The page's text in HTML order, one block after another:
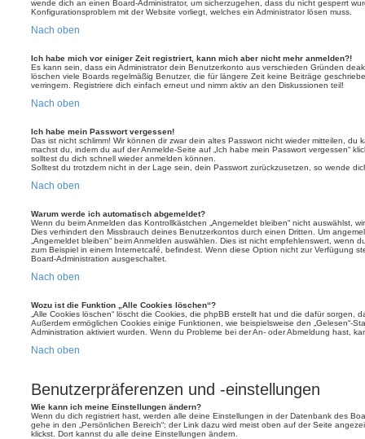
wende dich an einen Board-Administrator, um sicherzugehen, dass du nicht gesperrt
Konfigurationsproblem mit der Website vorliegt, welches ein Administrator lösen muss.
Nach oben
Ich habe mich vor einiger Zeit registriert, kann mich aber nicht mehr anmelden?!
Es kann sein, dass ein Administrator dein Benutzerkonto aus verschieden Gründen
löschen viele Boards regelmäßig Benutzer, die für längere Zeit keine Beiträge
verringern. Registriere dich einfach erneut und nimm aktiv an den Diskussionen teil!
Nach oben
Ich habe mein Passwort vergessen!
Das ist nicht schlimm! Wir können dir zwar dein altes Passwort nicht wieder mitteilen, du
machst du, indem du auf der Anmelde-Seite auf „Ich habe mein Passwort vergessen“
solltest du dich schnell wieder anmelden können.
Solltest du trotzdem nicht in der Lage sein, dein Passwort zurückzusetzen, so wende
Nach oben
Warum werde ich automatisch abgemeldet?
Wenn du beim Anmelden das Kontrollkästchen „Angemeldet bleiben“ nicht auswählst,
Dies verhindert den Missbrauch deines Benutzerkontos durch einen Dritten. Um
„Angemeldet bleiben“ beim Anmelden auswählen. Dies ist nicht empfehlenswert, wenn
zum Beispiel in einem Internetcafé, befindest. Wenn diese Option nicht zur Verfügung
Board-Administration ausgeschaltet.
Nach oben
Wozu ist die Funktion „Alle Cookies löschen“?
„Alle Cookies löschen“ löscht die Cookies, die phpBB erstellt hat und die dafür sorgen,
Außerdem ermöglichen Cookies einige Funktionen, wie beispielsweise den „Gelesen“-
Administration aktiviert wurden. Wenn du Probleme bei der An- oder Abmeldung hast,
Nach oben
Benutzerpräferenzen und -einstellungen
Wie kann ich meine Einstellungen ändern?
Wenn du dich registriert hast, werden alle deine Einstellungen in der Datenbank des
gehe in den „Persönlichen Bereich“; der Link dazu wird meist oben auf der Seite
klickst. Dort kannst du alle deine Einstellungen ändern.